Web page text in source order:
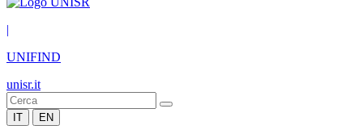
|
UNIFIND
unisr.it
IT EN